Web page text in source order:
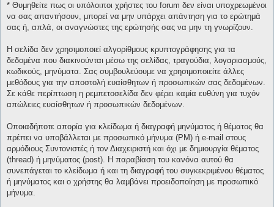
* Θυμηθείτε πως οι υπόλοιποι χρήστες του forum δεν είναι υποχρεωμένοι
να σας απαντήσουν, μπορεί να μην υπάρχει απάντηση για το ερώτημά
σας ή, απλά, οι αναγνώστες της ερώτησής σας να μην τη γνωρίζουν.
Η σελίδα δεν χρησιμοποιεί αλγορίθμους κρυπτογράφησης για τα
δεδομένα που διακινούνται μέσω της σελίδας, τραγούδια, λογαριασμούς,
κωδικούς, μηνύματα. Σας συμβουλεύουμε να χρησιμοποιείτε άλλες
μεθόδους για την αποστολή ευαίσθητων ή προσωπικών σας δεδομένων.
Σε κάθε περίπτωση η ρεμπετοσελίδα δεν φέρει καμία ευθύνη για τυχόν
απώλειες ευαίσθητων ή προσωπικών δεδομένων.
Οποιαδήποτε απορία για κλείδωμα ή διαγραφή μηνύματος ή θέματος θα
πρέπει να υποβάλλεται με προσωπικό μήνυμα (PM) ή e-mail στους
αρμόδιους Συντονιστές ή τον Διαχειριστή και όχι με δημιουργία θέματος
(thread) ή μηνύματος (post). Η παραβίαση του κανόνα αυτού θα
συνεπάγεται το κλείδωμα ή και τη διαγραφή του συγκεκριμένου θέματος
ή μηνύματος και ο χρήστης θα λαμβάνει προειδοποίηση με προσωπικό
μήνυμα.